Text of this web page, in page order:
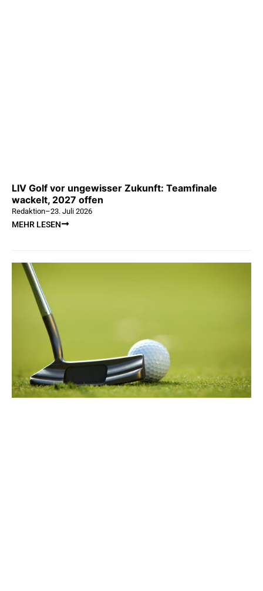
LIV Golf vor ungewisser Zukunft: Teamfinale
wackelt, 2027 offen
Redaktion–23. Juli 2026
MEHR LESEN